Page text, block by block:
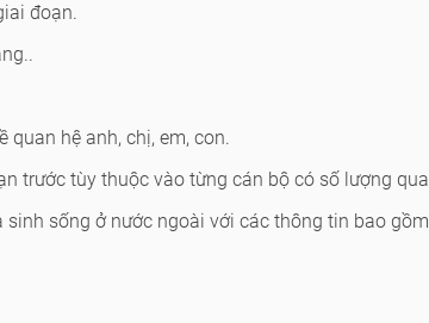
đoạn.
quan hệ anh, chị, em, con.
trước tùy thuộc vào từng cán bộ có số lượng
sống ở nước ngoài với các thông tin bao